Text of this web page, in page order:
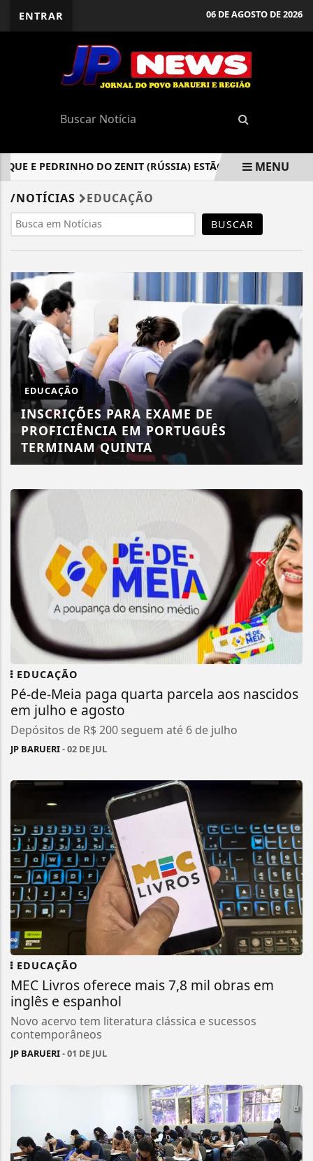
ENTRAR 06 DE AGOSTO DE 2026
E PEDRINHO DO ZENIT (RÚSSIA) ESTÃO NO TOP DOS 40
EM ALTA
MENU
/NOTÍCIAS EDUCAÇÃO
BUSCAR
EDUCAÇÃO
INSCRIÇÕES PARA EXAME DE
PROFICIÊNCIA EM PORTUGUÊS
TERMINAM QUINTA
EDUCAÇÃO
Pé-de-Meia paga quarta parcela aos nascidos
em julho e agosto
Depósitos de R$ 200 seguem até 6 de julho
JP BARUERI- 02 DE JUL
EDUCAÇÃO
MEC Livros oferece mais 7,8 mil obras em
inglês e espanhol
Novo acervo tem literatura clássica e sucessos
contemporâneos
JP BARUERI- 01 DE JUL